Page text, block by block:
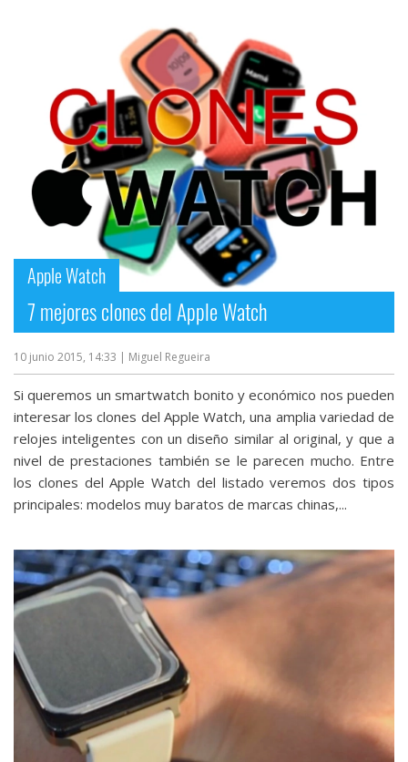
Apple Watch
7 mejores clones del Apple Watch
10 junio 2015, 14:33 | Miguel Regueira
Si queremos un smartwatch bonito y económico nos pueden
interesar los clones del Apple Watch, una amplia variedad de
relojes inteligentes con un diseño similar al original, y que a
nivel de prestaciones también se le parecen mucho. Entre
los clones del Apple Watch del listado veremos dos tipos
principales: modelos muy baratos de marcas chinas,...